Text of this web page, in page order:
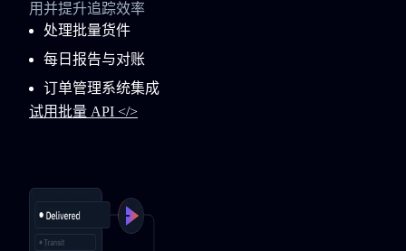
用并提升追踪效率
处理批量货件
每日报告与对账
订单管理系统集成
试用批量 API </>